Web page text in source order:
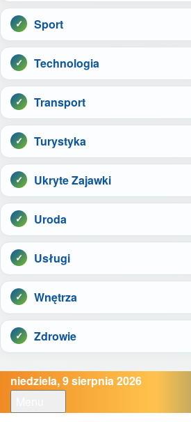
Sport
Technologia
Transport
Turystyka
Ukryte Zajawki
Uroda
Usługi
Wnętrza
Zdrowie
niedziela, 9 sierpnia 2026